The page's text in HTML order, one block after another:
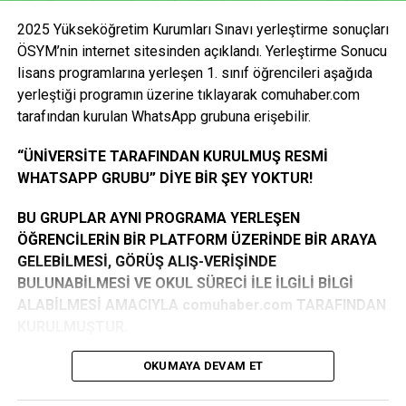
(15.10.2007 tarihinden sonra doğanlar) başvurusu kabul
edilmeyecektir.
KAZANAN ÖĞRENCİ LİSTESİ İÇİN TIKLAYINIZ
Facebook
Mastodon
EmailShare
itibarıyla görevlerine başlayacak” dedi.
Öğrencilerin süreci doğru takip etmeleri için İŞKUR’un
sosyal medya hesaplarını izlemelerinin önemine değinen
Yavuz, “Başvurularda sık yapılan hatalar, doğru başvuru
yöntemleri ve hangi birimlerde görev alınacağı gibi bilgiler
düzenli olarak paylaşılacak. Planlandığı şekilde ilerlemesi
halinde program 10 Kasım 2025 – 26 Haziran 2026
tarihleri arasında kesintisiz olarak sürdürülecek” ifadelerini
kullandı.
“Hedef: 1580 Öğrencinin Programa Katılımı”
Yavuz, bu yıl belirlenen 1.580 kontenjanın tamamının
itibarıyla tüm öğrenciler görevlerine başlasın. Bu süreçte
Üniversitemizin Sağlık Kültür Spor Dairesi ile koordinasyon
çok önemli. Evrakların eksiksiz tamamlanmasıyla süreci
2025 Yükseköğretim Kurumları Sınavı yerleştirme sonuçları
ÖSYM’nin internet sitesinden açıklandı. Yerleştirme Sonucu
lisans programlarına yerleşen 1. sınıf öğrencileri aşağıda
yerleştiği programın üzerine tıklayarak comuhaber.com
tarafından kurulan WhatsApp grubuna erişebilir.
“ÜNİVERSİTE TARAFINDAN KURULMUŞ RESMİ
WHATSAPP GRUBU” DİYE BİR ŞEY YOKTUR!
BU GRUPLAR AYNI PROGRAMA YERLEŞEN
ÖĞRENCİLERİN BİR PLATFORM ÜZERİNDE BİR ARAYA
GELEBİLMESİ, GÖRÜŞ ALIŞ-VERİŞİNDE
BULUNABİLMESİ VE OKUL SÜRECİ İLE İLGİLİ BİLGİ
ALABİLMESİ AMACIYLA comuhaber.com TARAFINDAN
GRUPLARA KATILIM TAMAMEN GÖNÜLLÜLÜK
OKUMAYA DEVAM ET